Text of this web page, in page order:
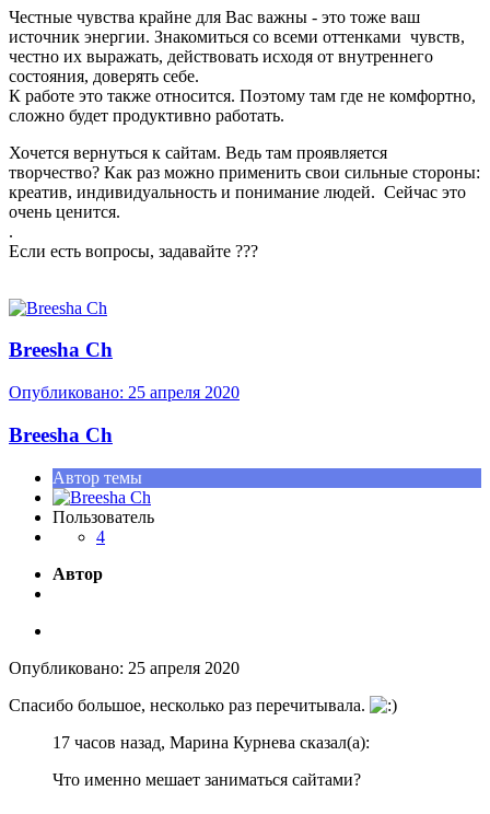
Честные чувства крайне для Вас важны - это тоже ваш
источник энергии. Знакомиться со всеми оттенками чувств,
честно их выражать, действовать исходя от внутреннего
состояния, доверять себе.
К работе это также относится. Поэтому там где не комфортно,
сложно будет продуктивно работать.
Хочется вернуться к сайтам. Ведь там проявляется
творчество? Как раз можно применить свои сильные стороны:
креатив, индивидуальность и понимание людей. Сейчас это
очень ценится.
.
Если есть вопросы, задавайте ???
Breesha Ch
Опубликовано: 25 апреля 2020
Breesha Ch
Автор темы
Пользователь
4
Автор
Опубликовано: 25 апреля 2020
Спасибо большое, несколько раз перечитывала.
17 часов назад, Марина Курнева сказал(а):
Что именно мешает заниматься сайтами?